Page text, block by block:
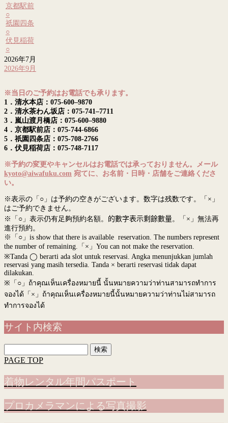
京都駅前
○
祇園四条
○
伏見稲荷
○
2026年7月
2026年9月
※当日のご予約はお電話でも承ります。
1．清水本店：075-600–9870
2．清水茶わん坂店：075-741–7711
3．嵐山渡月橋店：075-600–9880
4．京都駅前店：075-744-6866
5．祇園四条店：075-708-2766
6．伏見稲荷店：075-748-7117
※予約の変更やキャンセルはお電話では承っておりません。メール
kyoto@aiwafuku.com 宛てに、お名前・日時・店舗をご連絡くださ
い。
※表示の「○」は予約の空きがございます。数字は残数です。「×」
はご予約できません。
※「○」表示仍有足夠預約名額。 的數字表示剩餘數量。「×」無法再
進行預約。
※「○」is show that there is available reservation. The numbers represent
the number of remaining.「×」You can not make the reservation.
※Tanda ◯ berarti ada slot untuk reservasi. Angka menunjukkan jumlah
reservasi yang masih tersedia. Tanda × berarti reservasi tidak dapat
dilakukan.
※ 「○」ถ้าคุณเห็นเครื่องหมายนี้ นั้นหมายความว่าท่านสามารถทำการ
จองได้「×」ถ้าคุณเห็นเครื่องหมายนี้นั้นหมายความว่าท่านไม่สามารถ
ทำการจองได้
サイト内検索
索:
PAGE TOP
着物レンタル年間パスポート
プロカメラマンによる写真撮影